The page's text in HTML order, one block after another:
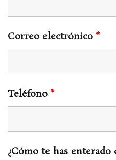
Correo electrónico*
Teléfono*
¿Cómo te has